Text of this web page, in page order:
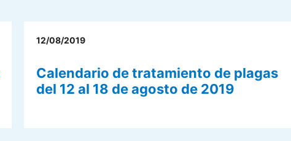
12/08/2019
Calendario de tratamiento de plagas
del 12 al 18 de agosto de 2019